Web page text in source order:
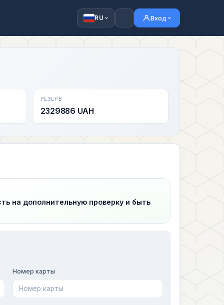
RU Вход
РЕЗЕРВ
2329886 UAH
на дополнительную проверку и быть
Номер карты